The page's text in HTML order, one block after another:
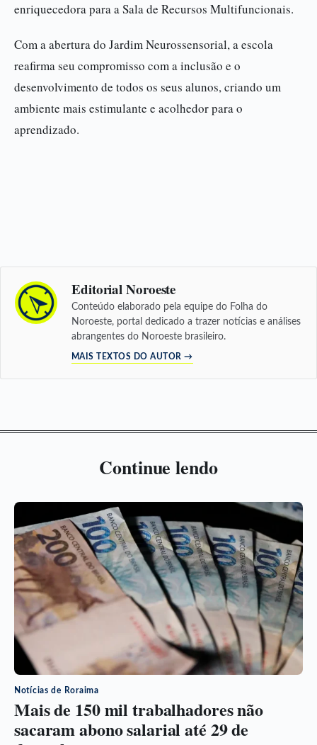
enriquecedora para a Sala de Recursos Multifuncionais.
Com a abertura do Jardim Neurossensorial, a escola
reafirma seu compromisso com a inclusão e o
desenvolvimento de todos os seus alunos, criando um
ambiente mais estimulante e acolhedor para o
aprendizado.
Editorial Noroeste
Conteúdo elaborado pela equipe do Folha do
Noroeste, portal dedicado a trazer notícias e análises
abrangentes do Noroeste brasileiro.
MAIS TEXTOS DO AUTOR →
Continue lendo
Notícias de Roraima
Mais de 150 mil trabalhadores não
sacaram abono salarial até 29 de